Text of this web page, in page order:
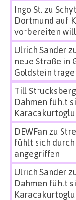
Ingo St.zu
Dortmund auf
vorbereiten will
Ulrich Sanderzu
neue Straße in
Goldstein
Till Strucksberg
Dahmen fühlt
DEWFan zu
fühlt sich
angegriffen
Ulrich Sanderzu
Dahmen fühlt